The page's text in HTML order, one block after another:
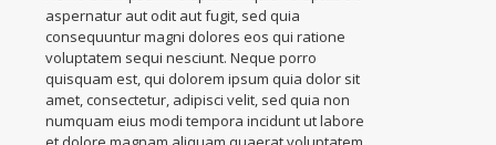
aspernatur aut odit aut fugit, sed quia
consequuntur magni dolores eos qui ratione
voluptatem sequi nesciunt. Neque porro
quisquam est, qui dolorem ipsum quia dolor sit
amet, consectetur, adipisci velit, sed quia non
numquam eius modi tempora incidunt ut labore